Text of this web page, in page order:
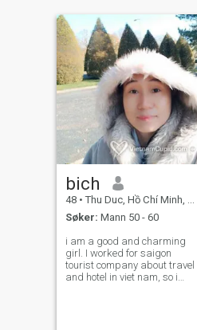
bich
48 • Thu Duc, Hồ Chí Minh, Vietnam
Søker: Mann 50 - 60
i am a good and charming
girl. I worked for saigon
tourist company about travel
and hotel in viet nam, so i